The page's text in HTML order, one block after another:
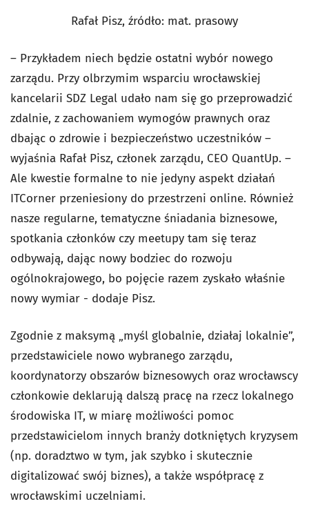
Rafał Pisz, źródło: mat. prasowy
– Przykładem niech będzie ostatni wybór nowego
zarządu. Przy olbrzymim wsparciu wrocławskiej
kancelarii SDZ Legal udało nam się go przeprowadzić
zdalnie, z zachowaniem wymogów prawnych oraz
dbając o zdrowie i bezpieczeństwo uczestników –
wyjaśnia Rafał Pisz, członek zarządu, CEO QuantUp. –
Ale kwestie formalne to nie jedyny aspekt działań
ITCorner przeniesiony do przestrzeni online. Również
nasze regularne, tematyczne śniadania biznesowe,
spotkania członków czy meetupy tam się teraz
odbywają, dając nowy bodziec do rozwoju
ogólnokrajowego, bo pojęcie razem zyskało właśnie
nowy wymiar - dodaje Pisz.
Zgodnie z maksymą „myśl globalnie, działaj lokalnie”,
przedstawiciele nowo wybranego zarządu,
koordynatorzy obszarów biznesowych oraz wrocławscy
członkowie deklarują dalszą pracę na rzecz lokalnego
środowiska IT, w miarę możliwości pomoc
przedstawicielom innych branży dotkniętych kryzysem
(np. doradztwo w tym, jak szybko i skutecznie
digitalizować swój biznes), a także współpracę z
wrocławskimi uczelniami.